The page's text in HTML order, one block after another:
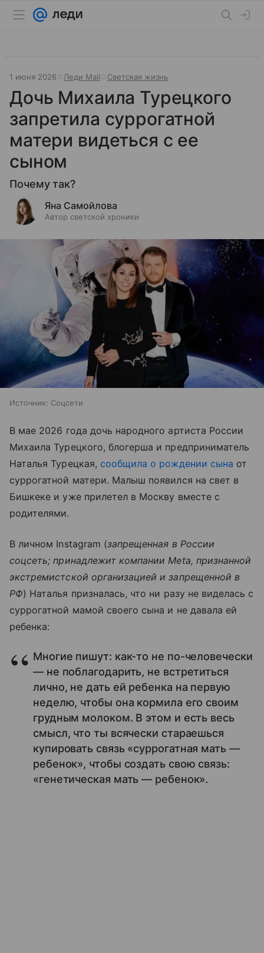
1 июня 2026 Леди Mail Светская жизнь
Дочь Михаила Турецкого
запретила суррогатной
матери видеться с ее
сыном
Почему так?
Яна Самойлова
Автор светской хроники
Источник: Соцсети
В мае 2026 года дочь народного артиста России
Михаила Турецкого, блогерша и предприниматель
Наталья Турецкая, сообщила о рождении сына от
суррогатной матери. Малыш появился на свет в
Бишкеке и уже прилетел в Москву вместе с
родителями.
В личном Instagram (запрещенная в России
соцсеть; принадлежит компании Meta, признанной
экстремистской организацией и запрещенной в
РФ) Наталья призналась, что ни разу не виделась с
суррогатной мамой своего сына и не давала ей
ребенка:
Многие пишут: как-то не по-человечески
— не поблагодарить, не встретиться
лично, не дать ей ребенка на первую
неделю, чтобы она кормила его своим
грудным молоком. В этом и есть весь
смысл, что ты всячески стараешься
купировать связь «суррогатная мать —
ребенок», чтобы создать свою связь:
«генетическая мать — ребенок».